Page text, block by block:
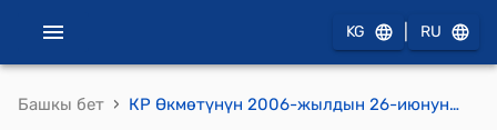
KG RU
Башкы бет › КР Өкмөтүнүн 2006-жылдын 26-июнундагы № 459 "Кыргыз Республикасынын Өкмөтүнүн 2005-жылдын 25-апрелиндеги № 164 "Кыргыз Республикасынын Өкмөтүнө караштуу Мамлекеттик салык инспекциясынын маселелери" деген токтому менен бекитилген Кыргыз Республикасынын Өкмөтүнө караштуу Мамлекеттик салык инспекциясы жөнүндө жобого толуктоо киргизүү жөнүндө" токтому